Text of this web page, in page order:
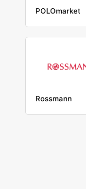
POLOmarket
Rossmann